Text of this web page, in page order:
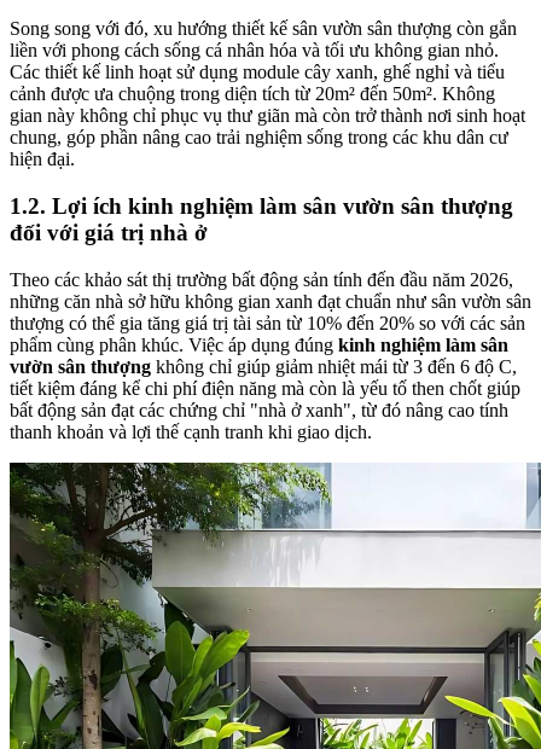
Song song với đó, xu hướng thiết kế sân vườn sân thượng còn gắn
liền với phong cách sống cá nhân hóa và tối ưu không gian nhỏ.
Các thiết kế linh hoạt sử dụng module cây xanh, ghế nghỉ và tiểu
cảnh được ưa chuộng trong diện tích từ 20m² đến 50m². Không
gian này không chỉ phục vụ thư giãn mà còn trở thành nơi sinh hoạt
chung, góp phần nâng cao trải nghiệm sống trong các khu dân cư
hiện đại.
1.2. Lợi ích kinh nghiệm làm sân vườn sân thượng
đối với giá trị nhà ở
Theo các khảo sát thị trường bất động sản tính đến đầu năm 2026,
những căn nhà sở hữu không gian xanh đạt chuẩn như sân vườn sân
thượng có thể gia tăng giá trị tài sản từ 10% đến 20% so với các sản
phẩm cùng phân khúc. Việc áp dụng đúng kinh nghiệm làm sân
vườn sân thượng không chỉ giúp giảm nhiệt mái từ 3 đến 6 độ C,
tiết kiệm đáng kể chi phí điện năng mà còn là yếu tố then chốt giúp
bất động sản đạt các chứng chỉ "nhà ở xanh", từ đó nâng cao tính
thanh khoản và lợi thế cạnh tranh khi giao dịch.